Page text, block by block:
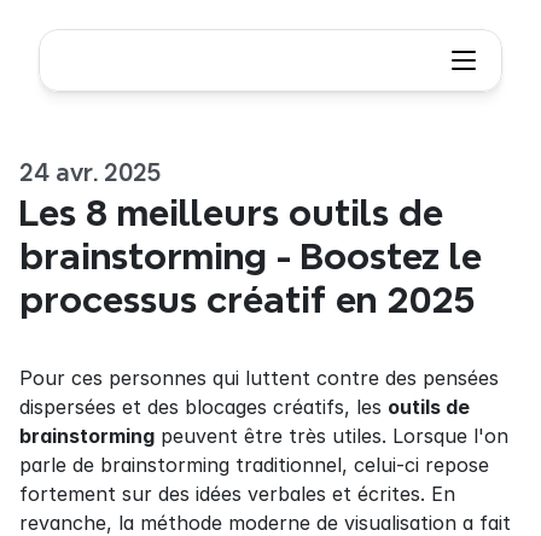
24 avr. 2025
Les 8 meilleurs outils de
brainstorming - Boostez le
processus créatif en 2025
Pour ces personnes qui luttent contre des pensées
dispersées et des blocages créatifs, les outils de
brainstorming peuvent être très utiles. Lorsque l'on
parle de brainstorming traditionnel, celui-ci repose
fortement sur des idées verbales et écrites. En
revanche, la méthode moderne de visualisation a fait